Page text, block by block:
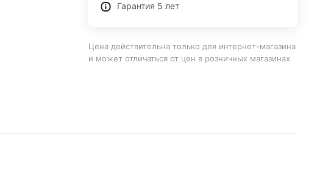
Гарантия 5 лет
Цена действительна только для интернет-магазина
и может отличаться от цен в розничных магазинах